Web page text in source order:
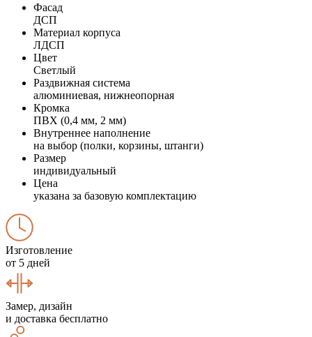
Фасад
ДСП
Материал корпуса
ЛДСП
Цвет
Светлый
Раздвижная система
алюминиевая, нижнеопорная
Кромка
ПВХ (0,4 мм, 2 мм)
Внутреннее наполнение
на выбор (полки, корзины, штанги)
Размер
индивидуальный
Цена
указана за базовую комплектацию
Изготовление
от 5 дней
Замер, дизайн
и доставка бесплатно